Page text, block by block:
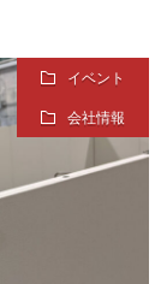
イベント
会社情報